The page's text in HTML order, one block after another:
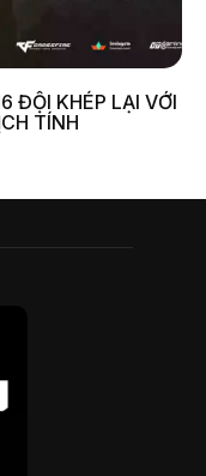
ĐỘI KHÉP LẠI VỚI
TÍNH